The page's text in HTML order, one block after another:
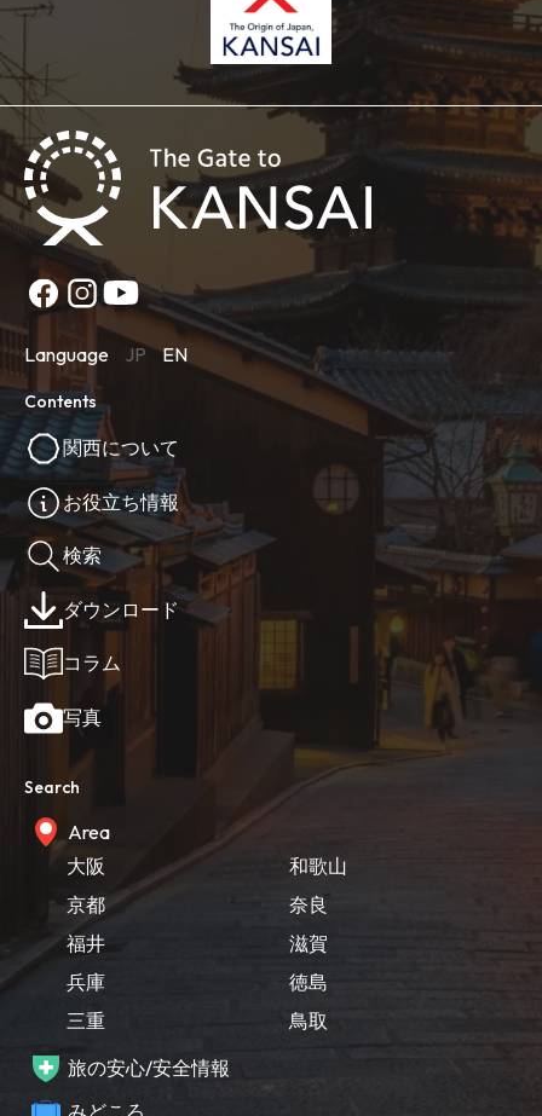
Language JP EN
Contents
関西について
お役立ち情報
検索
ダウンロード
コラム
写真
Search
Area
大阪
京都
福井
兵庫
三重
和歌山
奈良
滋賀
徳島
鳥取
旅の安心/安全情報